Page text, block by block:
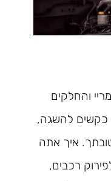
והחלקים
כקשים להשגה,
איך אתה
רכבים,